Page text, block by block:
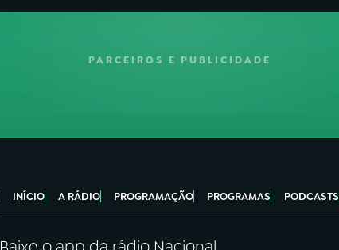
PARCEIROS E PUBLICIDADE
INÍCIO A RÁDIO PROGRAMAÇÃO PROGRAMAS PODCASTS